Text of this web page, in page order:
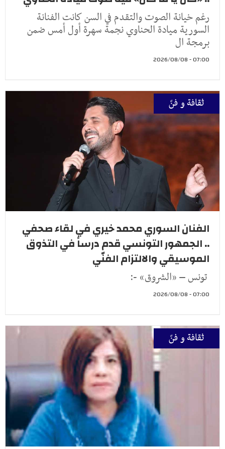
رغم خيانة الصوت والتقدم في السن كانت الفنانة
السورية ميادة الحناوي نجمة سهرة أول أمس ضمن
برمجة ال
07:00 - 2026/08/08
ثقافة و فنّ
الفنان السوري محمد خيري في لقاء صحفي
.. الجمهور التونسي قدم درساً في التذوق
الموسيقي والالتزام الفنّي
تونس – «الشروق» -:
07:00 - 2026/08/08
ثقافة و فنّ